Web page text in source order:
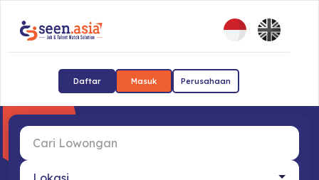
Daftar Masuk Perusahaan